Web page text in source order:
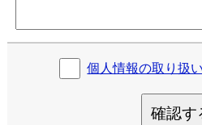
個人情報の取り扱
確認す